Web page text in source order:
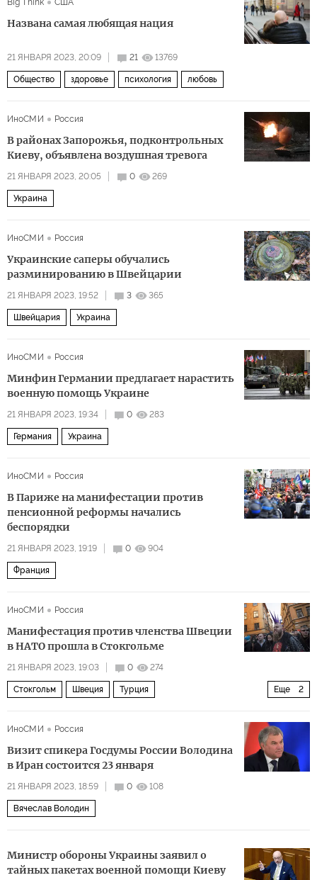
Названа самая любящая нация
21 ЯНВАРЯ 2023, 20:09 21 13769
Общество здоровье психология любовь
ИноСМИ Россия
В районах Запорожья, подконтрольных
Киеву, объявлена воздушная тревога
21 ЯНВАРЯ 2023, 20:05 0 269
Украина
ИноСМИ Россия
Украинские саперы обучались
разминированию в Швейцарии
21 ЯНВАРЯ 2023, 19:52 3 365
Швейцария Украина
ИноСМИ Россия
Минфин Германии предлагает нарастить
военную помощь Украине
21 ЯНВАРЯ 2023, 19:34 0 283
Германия Украина
ИноСМИ Россия
В Париже на манифестации против
пенсионной реформы начались
беспорядки
21 ЯНВАРЯ 2023, 19:19 0 904
Франция
ИноСМИ Россия
Манифестация против членства Швеции
в НАТО прошла в Стокгольме
21 ЯНВАРЯ 2023, 19:03 0 274
Еще 2
Стокгольм Швеция Турция
ИноСМИ
Россия
Визит спикера Госдумы России Володина
в Иран состоится 23 января
21 ЯНВАРЯ 2023, 18:59 0 108
Вячеслав Володин
Министр обороны Украины заявил о
тайных пакетах военной помощи Киеву